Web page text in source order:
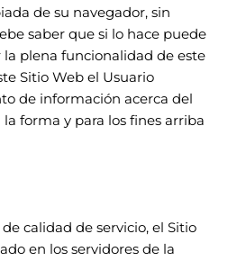
de su navegador, sin
saber que si lo hace puede
plena funcionalidad de este
Sitio Web el Usuario
de información acerca del
forma y para los fines arriba
calidad de servicio, el Sitio
en los servidores de la